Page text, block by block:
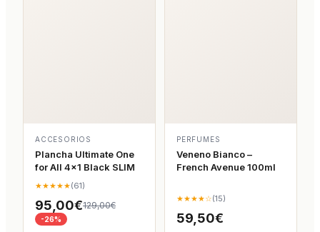
ACCESORIOS
Plancha Ultimate One
for All 4×1 Black SLIM
★★★★★(61)
95,00€129,00€
-26%
PERFUMES
Veneno Bianco –
French Avenue 100ml
★★★★☆(15)
59,50€